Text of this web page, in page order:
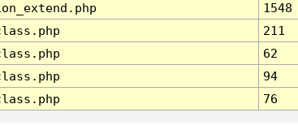
1548
211
62
94
76